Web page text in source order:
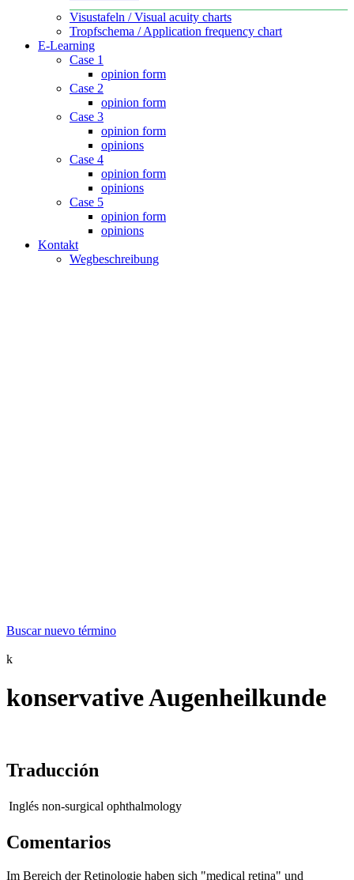
Visustafeln / Visual acuity charts
Tropfschema / Application frequency chart
E-Learning
Case 1
opinion form
Case 2
opinion form
Case 3
opinion form
opinions
Case 4
opinion form
opinions
Case 5
opinion form
opinions
Kontakt
Wegbeschreibung
Buscar nuevo término
k
konservative Augenheilkunde
Traducción
Inglés non-surgical ophthalmology
Comentarios
Im Bereich der Retinologie haben sich "medical retina" und